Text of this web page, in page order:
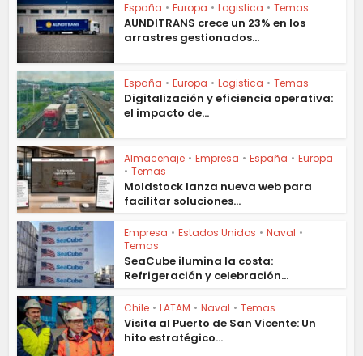
España • Europa • Logistica • Temas
AUNDITRANS crece un 23% en los
arrastres gestionados...
España • Europa • Logistica • Temas
Digitalización y eficiencia operativa:
el impacto de...
Almacenaje • Empresa • España • Europa
• Temas
Moldstock lanza nueva web para
facilitar soluciones...
Empresa • Estados Unidos • Naval •
Temas
SeaCube ilumina la costa:
Refrigeración y celebración...
Chile • LATAM • Naval • Temas
Visita al Puerto de San Vicente: Un
hito estratégico...